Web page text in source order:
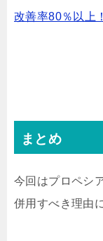
改善率80％以上
まとめ
今回はプロペシ
併用すべき理由